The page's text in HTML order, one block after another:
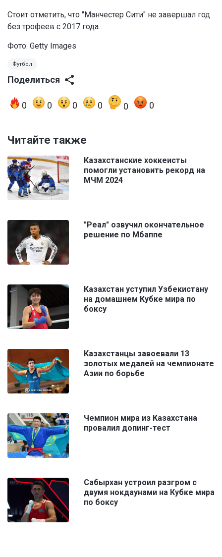
Стоит отметить, что "Манчестер Сити" не завершал год
без трофеев с 2017 года.
Фото: Getty Images
Футбол
Поделиться
0 0 0 0 0 0
Читайте также
Казахстанские хоккеисты
помогли установить рекорд на
МЧМ 2024
"Реал" озвучил окончательное
решение по Мбаппе
Казахстан уступил Узбекистану
на домашнем Кубке мира по
боксу
Казахстанцы завоевали 13
золотых медалей на чемпионате
Азии по борьбе
Чемпион мира из Казахстана
провалил допинг-тест
Сабырхан устроил разгром с
двумя нокдаунами на Кубке мира
по боксу